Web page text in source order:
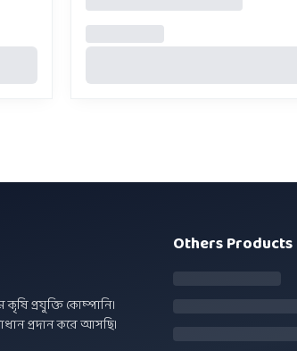
প্রযুক্তি কোম্পানি।
প্রদান করে আসছি।
Others Products